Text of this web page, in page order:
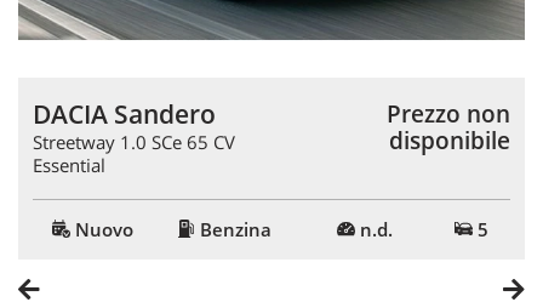
commerciali a disposizione.
Ci potete contattare nei nostri due concessionari
Ufficiali VOLVO trovando, soluzioni uniche e
DACIA Sandero
Streetway 1.0 SCe 65 CV
Essential
Prezzo non
disponibile
Nuovo Benzina n.d. 5